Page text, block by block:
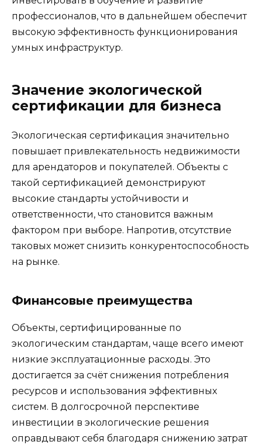
профессионалов, что в дальнейшем обеспечит
высокую эффективность функционирования
умных инфраструктур.
Значение экологической
сертификации для бизнеса
Экологическая сертификация значительно
повышает привлекательность недвижимости
для арендаторов и покупателей. Объекты с
такой сертификацией демонстрируют
высокие стандарты устойчивости и
ответственности, что становится важным
фактором при выборе. Напротив, отсутствие
таковых может снизить конкурентоспособность
на рынке.
Финансовые преимущества
Объекты, сертифицированные по
экологическим стандартам, чаще всего имеют
низкие эксплуатационные расходы. Это
достигается за счёт снижения потребления
ресурсов и использования эффективных
систем. В долгосрочной перспективе
инвестиции в экологические решения
оправдывают себя благодаря снижению затрат